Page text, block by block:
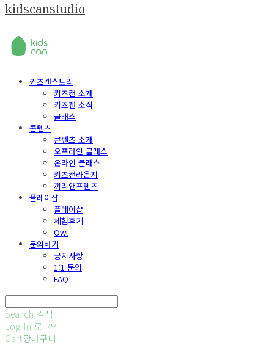
kidscanstudio
키즈캔스토리
키즈캔 소개
키즈캔 소식
클래스
콘텐츠
콘텐츠 소개
오프라인 클래스
온라인 클래스
키즈캔라운지
끼리앤프렌즈
플레이샵
플레이샵
체험후기
Owl
문의하기
공지사항
1:1 문의
FAQ
Search 검색
Log In 로그인
Cart장바구니